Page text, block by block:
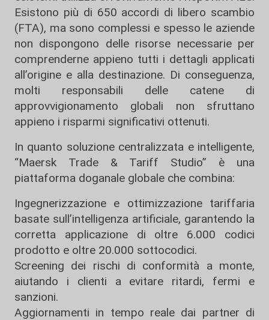
Esistono più di 650 accordi di libero scambio
(FTA), ma sono complessi e spesso le aziende
non dispongono delle risorse necessarie per
comprenderne appieno tutti i dettagli applicati
all’origine e alla destinazione. Di conseguenza,
molti responsabili delle catene di
approvvigionamento globali non sfruttano
appieno i risparmi significativi ottenuti.
In quanto soluzione centralizzata e intelligente,
“Maersk Trade & Tariff Studio” è una
piattaforma doganale globale che combina:
Ingegnerizzazione e ottimizzazione tariffaria
basate sull’intelligenza artificiale, garantendo la
corretta applicazione di oltre 6.000 codici
prodotto e oltre 20.000 sottocodici.
Screening dei rischi di conformità a monte,
aiutando i clienti a evitare ritardi, fermi e
sanzioni.
Aggiornamenti in tempo reale dai partner di